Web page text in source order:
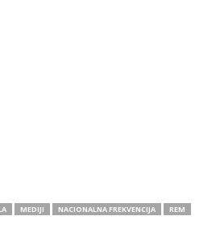
MEDIJI NACIONALNA FREKVENCIJA REM